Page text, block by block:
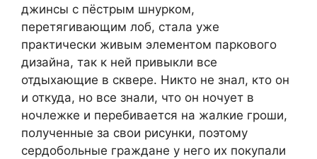
джинсы с пёстрым шнурком,
перетягивающим лоб, стала уже
практически живым элементом паркового
дизайна, так к ней привыкли все
отдыхающие в сквере. Никто не знал, кто он
и откуда, но все знали, что он ночует в
ночлежке и перебивается на жалкие гроши,
полученные за свои рисунки, поэтому
сердобольные граждане у него их покупали